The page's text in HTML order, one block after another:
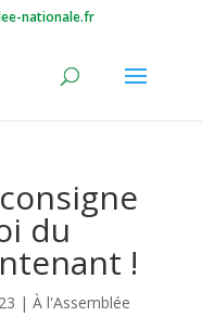
nationale.fr
du
!
| À l'Assemblée